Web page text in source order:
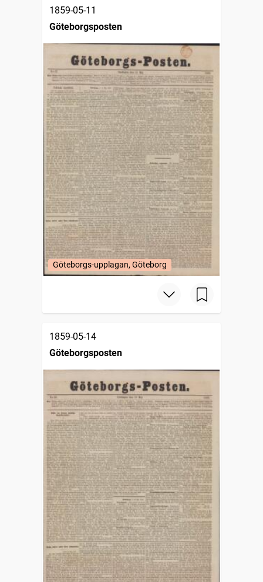
1859-05-11
Göteborgsposten
Göteborgs-upplagan, Göteborg
1859-05-14
Göteborgsposten